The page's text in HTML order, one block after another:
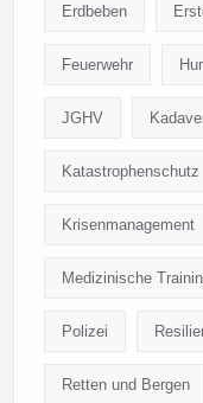
Erdbeben
Feuerwehr
JGHV
Katastrophenschutz
Krisenmanagement
Medizinische
Polizei
Retten und Bergen